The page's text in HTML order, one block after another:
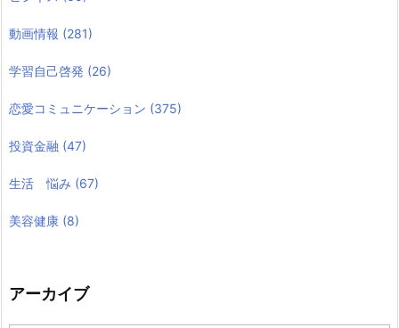
動画情報 (281)
学習自己啓発 (26)
恋愛コミュニケーション (375)
投資金融 (47)
生活 悩み (67)
美容健康 (8)
アーカイブ